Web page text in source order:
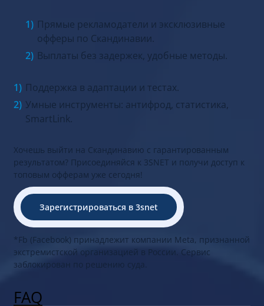
Прямые рекламодатели и эксклюзивные
офферы по Скандинавии.
Выплаты без задержек, удобные методы.
Поддержка в адаптации и тестах.
Умные инструменты: антифрод, статистика,
SmartLink.
Хочешь выйти на Скандинавию с гарантированным
результатом? Присоединяйся к 3SNET и получи доступ к
топовым офферам уже сегодня!
Зарегистрироваться в 3snet
*Fb (Facebook) принадлежит компании Meta, признанной
экстремистской организацией в России. Сервис
заблокирован по решению суда.
FAQ